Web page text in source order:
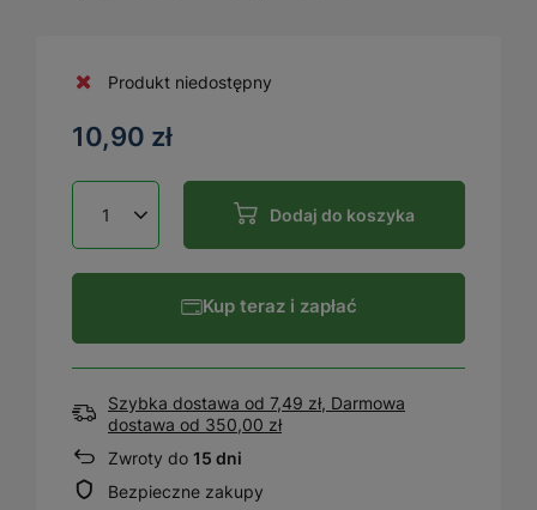
Produkt niedostępny
10,90 zł
Dodaj do koszyka
Kup teraz i zapłać
Szybka dostawa od 7,49 zł, Darmowa
dostawa od 350,00 zł
Zwroty do 15 dni
Bezpieczne zakupy